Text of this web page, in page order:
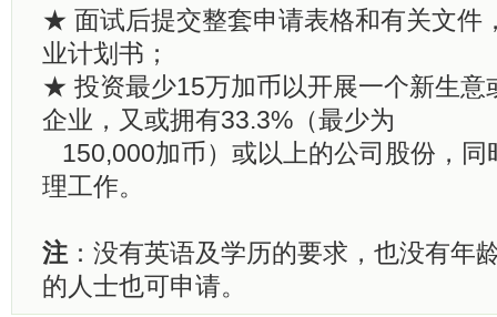
★ 面试后提交整套申请表格和有关文件
业计划书；
★ 投资最少15万加币以开展一个新生意
企业，又或拥有33.3%（最少为
150,000加币）或以上的公司股份，同
理工作。
注 ：没有英语及学历的要求，也没有年
的人士也可申请。